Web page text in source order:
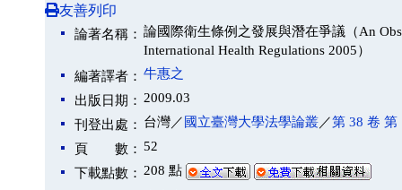
友善列印
論著名稱： 論國際衛生條例之發展與潛在爭議（An
International Health Regulations 2005）
編著譯者： 牛惠之
出版日期： 2009.03
刊登出處： 台灣／ 國立臺灣大學法學論叢／第 38 卷 第
頁 數： 52
下載點數： 208 點